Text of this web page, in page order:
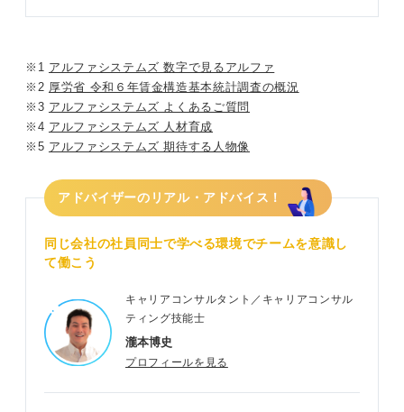
※1 アルファシステムズ 数字で見るアルファ
※2 厚労省 令和６年賃金構造基本統計調査の概況
※3 アルファシステムズ よくあるご質問
※4 アルファシステムズ 人材育成
※5 アルファシステムズ 期待する人物像
アドバイザーのリアル・アドバイス！
同じ会社の社員同士で学べる環境でチームを意識し
て働こう
キャリアコンサルタント／キャリアコンサル
ティング技能士
瀧本博史
プロフィールを見る